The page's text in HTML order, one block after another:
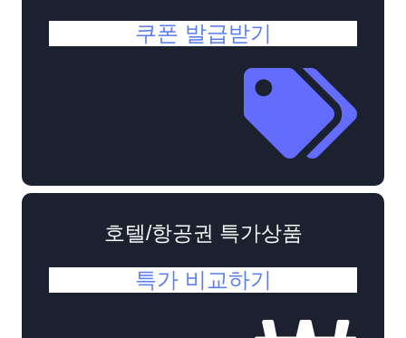
쿠폰 발급받기
호텔/항공권 특가상품
특가 비교하기